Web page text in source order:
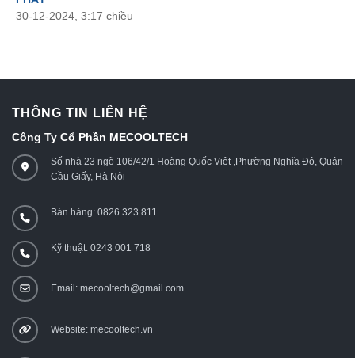
30-12-2024, 3:17 chiều
THÔNG TIN LIÊN HỆ
Công Ty Cổ Phần MECOOLTECH
Số nhà 23 ngõ 106/42/1 Hoàng Quốc Việt ,Phường Nghĩa Đô, Quận
Cầu Giấy, Hà Nội
Bán hàng: 0826 323.811
Kỹ thuật: 0243 001 718
Email: mecooltech@gmail.com
Website: mecooltech.vn